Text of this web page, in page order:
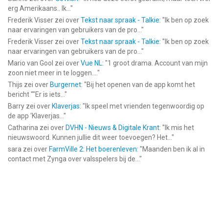
year. Prices may vary depending on promotional offers.
- Payment will be charged to iTunes Account at confirmation
of purchase
- Subscription automatically renews unless auto-renew is
turned off at least 24-hours before the end of the current
period
- Account will be charged for renewal within 24-hours prior to
the end of the current period, and identify the cost of the
renewal
- Subscriptions may be managed by the user and auto-renewal
may be turned off by going to the user's Account Settings
after purchase
- No cancellation of the current subscription is allowed during
active subscription period
- Any unused portion of a free trial period, if offered, will be
erg Amerikaans.. Ik... "
Frederik Visser zei overTekst naar spraak - Talkie: " Ik ben op zoek
naar ervaringen van gebruikers van de pro... "
Frederik Visser zei overTekst naar spraak - Talkie: " Ik ben op zoek
naar ervaringen van gebruikers van de pro... "
Mario van Gool zei overVue NL: "1 groot drama. Account van mijn
zoon niet meer in te loggen.... "
Thijs zei over Burgernet: "Bij het openen van de app komt het
bericht ""Er is iets... "
Barry zei over Klaverjas: " Ik speel met vrienden tegenwoordig op
de app ‘Klaverjas... "
Catharina zei over DVHN - Nieuws & Digitale Krant: " Ik mis het
nieuwswoord. Kunnen jullie dit weer toevoegen? Het... "
sara zei over FarmVille 2: Het boerenleven: "Maanden ben ik al in
contact met Zynga over valsspelers bij de... "